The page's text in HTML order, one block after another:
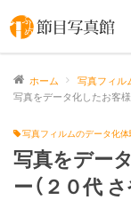
ホーム
写真フィル
写真フィルムのデータ化体
写真をデー
ー（２０代 さ